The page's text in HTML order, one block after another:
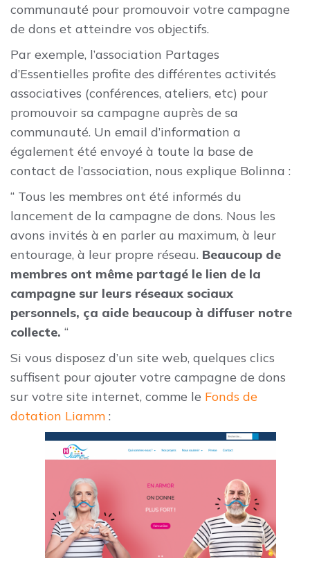
communauté pour promouvoir votre campagne
de dons et atteindre vos objectifs.
Par exemple, l’association Partages
d’Essentielles profite des différentes activités
associatives (conférences, ateliers, etc) pour
promouvoir sa campagne auprès de sa
communauté. Un email d’information a
également été envoyé à toute la base de
contact de l’association, nous explique Bolinna :
“ Tous les membres ont été informés du
lancement de la campagne de dons. Nous les
avons invités à en parler au maximum, à leur
entourage, à leur propre réseau. Beaucoup de
membres ont même partagé le lien de la
campagne sur leurs réseaux sociaux
personnels, ça aide beaucoup à diffuser notre
collecte. “
Si vous disposez d’un site web, quelques clics
suffisent pour ajouter votre campagne de dons
sur votre site internet, comme le Fonds de
dotation Liamm :